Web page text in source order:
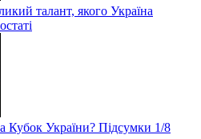
талант, якого Україна
Кубок України? Підсумки 1/8